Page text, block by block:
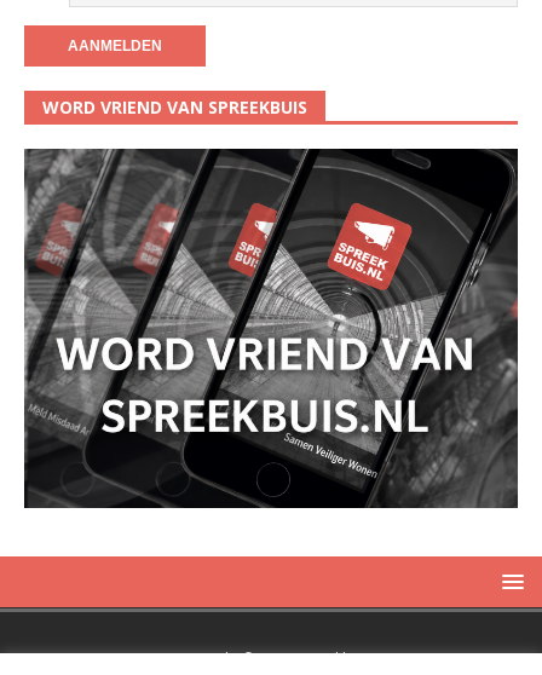
WORD VRIEND VAN SPREEKBUIS
Copyright © 2019 Spreekbuis